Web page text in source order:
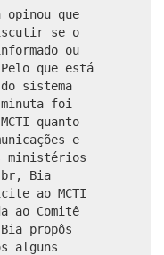
opinou que
se o
ou
que está
sistema
foi
quanto
e
ministérios
Bia
ao MCTI
ao Comitê
propôs
alguns